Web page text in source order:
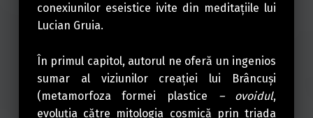
conexiunilor eseistice ivite din meditațiile lui
Lucian Gruia.
În primul capitol, autorul ne oferă un ingenios
sumar al viziunilor creației lui Brâncuși
(metamorfoza formei plastice – ovoidul,
evoluția către mitologia cosmică prin triada